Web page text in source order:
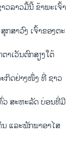
ວ​ລາວ​ມື້​ນີ້ ຂ້າ​ພະ​ເຈົ້າ
ສາວົງ ​ເຈົ້າ​ຂອງ​ຕະ​
າ​ເວັນ​ຕົກ​ສຽງ​ໃຕ້
ກິດຢ່າງ​ໜຶ່ງ ທີ່ ​ຊາວ​
ວ ​ສະ​ຫະ​ລັດ ​ບ່ອນທີ່ມີ
ນ ແລະ​ພັກ​ພາອາ​ໄສ